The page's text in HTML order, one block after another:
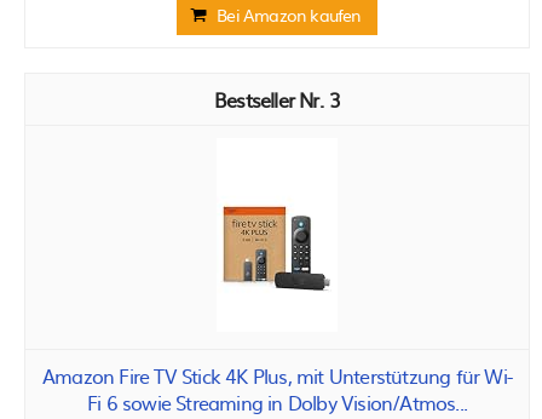
Bei Amazon kaufen
3
Amazon Fire TV Stick 4K Plus, mit Unterstützung für Wi-
Fi 6 sowie Streaming in Dolby Vision/Atmos...